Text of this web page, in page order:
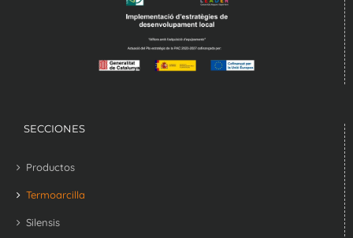
SECCIONES
Productos
Termoarcilla
Silensis